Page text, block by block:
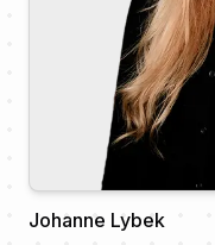
Johanne Lybek